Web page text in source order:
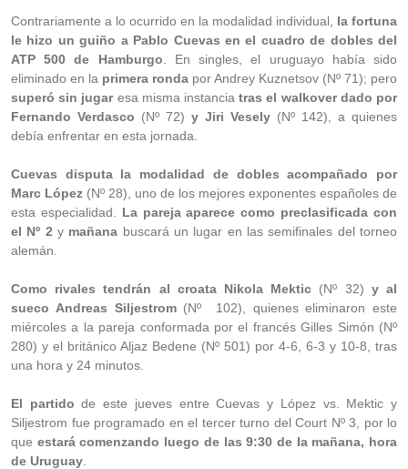
Contrariamente a lo ocurrido en la modalidad individual, la fortuna
le hizo un guiño a Pablo Cuevas en el cuadro de dobles del
ATP 500 de Hamburgo . En singles, el uruguayo había sido
eliminado en la primera ronda por Andrey Kuznetsov (Nº 71); pero
superó sin jugaresa misma instanciatras el walkover dado por
Fernando Verdasco (Nº 72) y Jiri Vesely (Nº 142), a quienes
debía enfrentar en esta jornada.
Cuevas disputa la modalidad de dobles acompañado por
Marc López (Nº 28), uno de los mejores exponentes españoles de
esta especialidad. La pareja aparece como preclasificada con
el Nº 2 y mañana buscará un lugar en las semifinales del torneo
alemán.
Como rivales tendrán al croata Nikola Mektic (Nº 32) y al
sueco Andreas Siljestrom(Nº 102), quienes eliminaron este
miércoles a la pareja conformada por el francés Gilles Simón (Nº
280) y el británico Aljaz Bedene (Nº 501) por 4-6, 6-3 y 10-8, tras
una hora y 24 minutos.
El partido de este jueves entre Cuevas y López vs. Mektic y
Siljestrom fue programado en el tercer turno del Court Nº 3, por lo
que estará comenzando luego de las 9:30 de la mañana, hora
de Uruguay